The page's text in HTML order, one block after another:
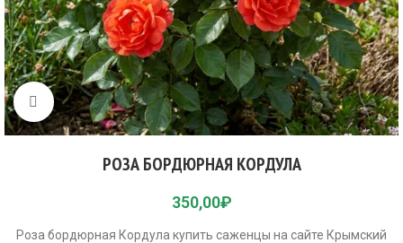
Click to enlarge
РОЗА БОРДЮРНАЯ КОРДУЛА
350,00₽
Роза бордюрная Кордула купить саженцы на сайте Крымский